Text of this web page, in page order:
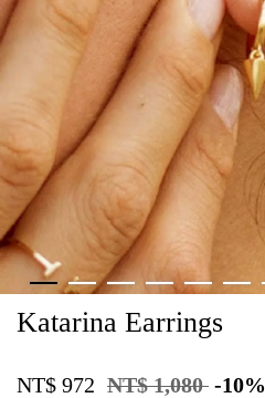
Katarina Earrings
NT$ 972 NT$ 1,080 -10%